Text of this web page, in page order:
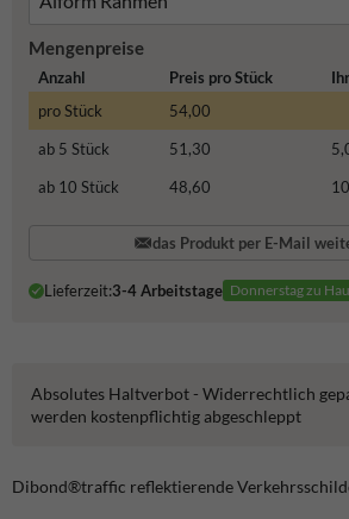
Mengenpreise
Anzahl Preis pro Stück
pro Stück
54,00
ab 5 Stück
51,30
ab 10 Stück
48,60
das Produkt per E-Mail
Lieferzeit:3-4 Arbeitstage Donnerstag zu
Absolutes Haltverbot - Widerrechtlich
werden kostenpflichtig abgeschleppt
Dibond®traffic reflektierende